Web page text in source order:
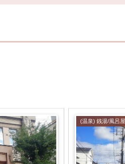
(温泉) 銭湯/風呂屋